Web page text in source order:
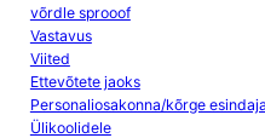
võrdle sprooof
Vastavus
Viited
Ettevõtete jaoks
Personaliosakonna/kõrge
Ülikoolidele